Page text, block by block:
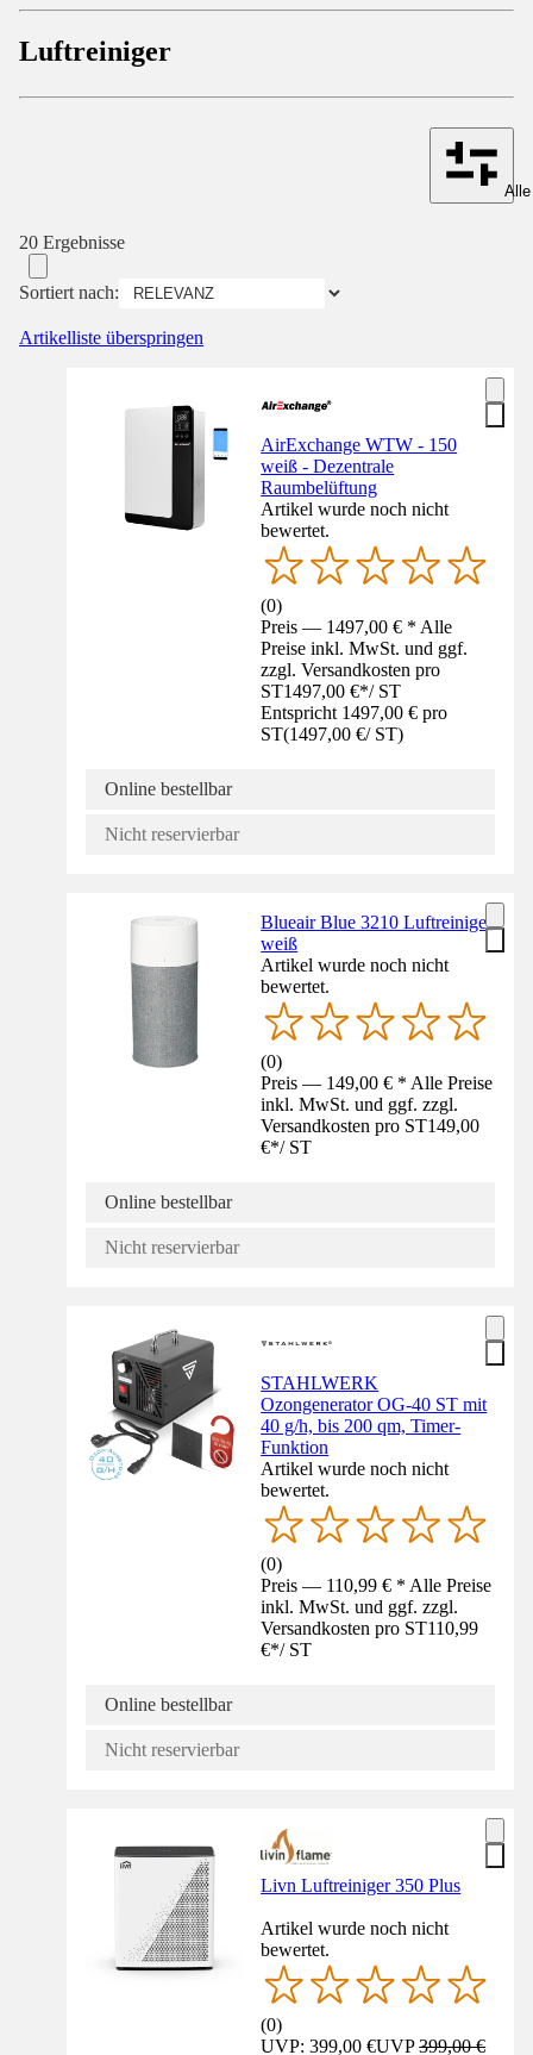
Luftreiniger
20 Ergebnisse
Sortiert nach:
Artikelliste überspringen
AirExchange WTW - 150
weiß - Dezentrale
Raumbelüftung
Artikel wurde noch nicht
bewertet.
(0)
Preis — 1497,00 € * Alle
Preise inkl. MwSt. und ggf.
zzgl. Versandkosten pro
ST1497,00 €*/ ST
Entspricht 1497,00 € pro
ST(1497,00 €/ ST)
Online bestellbar
Nicht reservierbar
Blueair Blue 3210 Luftreiniger
weiß
Artikel wurde noch nicht
bewertet.
(0)
Preis — 149,00 € * Alle Preise
inkl. MwSt. und ggf. zzgl.
Versandkosten pro ST149,00
€*/ ST
Online bestellbar
Nicht reservierbar
STAHLWERK
Ozongenerator OG-40 ST mit
40 g/h, bis 200 qm, Timer-
Funktion
Artikel wurde noch nicht
bewertet.
(0)
Preis — 110,99 € * Alle Preise
inkl. MwSt. und ggf. zzgl.
Versandkosten pro ST110,99
€*/ ST
Online bestellbar
Nicht reservierbar
Livn Luftreiniger 350 Plus
Artikel wurde noch nicht
bewertet.
(0)
UVP: 399,00 €UVP399,00 €